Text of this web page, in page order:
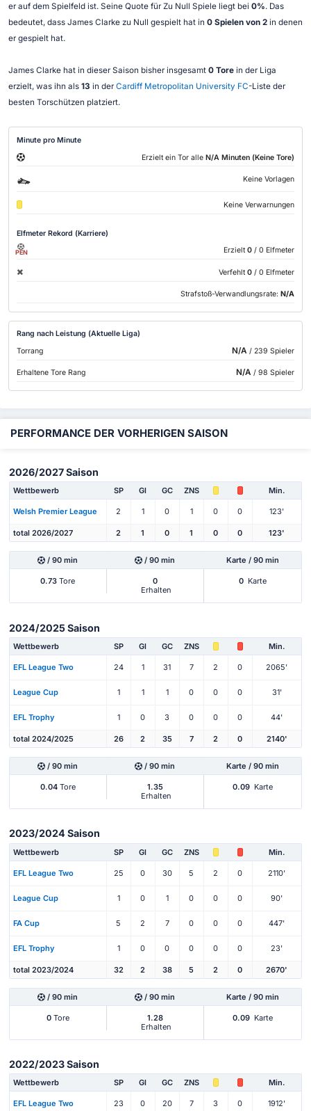
er auf dem Spielfeld ist. Seine Quote für Zu Null Spiele liegt bei 0%. Das
bedeutet, dass James Clarke zu Null gespielt hat in 0 Spielen von 2in denen
er gespielt hat.
James Clarke hat in dieser Saison bisher insgesamt 0 Torein der Liga
erzielt, was ihn als 13 in der Cardiff Metropolitan University FC-Liste der
besten Torschützen platziert.
Minute pro Minute
Erzielt ein Tor alle N/A Minuten (Keine Tore)
Keine Vorlagen
Keine Verwarnungen
Elfmeter Rekord (Karriere)
PEN Erzielt 0 / 0 Elfmeter
Verfehlt 0 / 0 Elfmeter
Strafstoß-Verwandlungsrate: N/A
Rang nach Leistung (Aktuelle Liga)
Torrang
N/A / 239 Spieler
Erhaltene Tore Rang N/A / 98 Spieler
PERFORMANCE DER VORHERIGEN SAISON
2026/2027 Saison
Wettbewerb SP Gl GC ZNS Min.
Welsh Premier League 2 1 0 1 0 0 123'
total 2026/2027 2 1 0 1 0 0 123'
/ 90 min / 90 min Karte / 90 min
0.73 Tore
0
Erhalten
0 Karte
2024/2025 Saison
Wettbewerb SP Gl GC ZNS Min.
EFL League Two 24 1 31 7 2 0 2065'
League Cup 1 1 1 0 0 0 31'
EFL Trophy 1 0 3 0 0 0 44'
total 2024/2025 26 2 35 7 2 0 2140'
/ 90 min / 90 min Karte / 90 min
0.04Tore
1.35
Erhalten
0.09 Karte
2023/2024 Saison
Wettbewerb SP Gl GC ZNS Min.
EFL League Two 25 0 30 5 2 0 2110'
League Cup 1 0 1 0 0 0 90'
FA Cup 5 2 7 0 0 0 447'
EFL Trophy 1 0 0 0 0 0 23'
total 2023/2024 32 2 38 5 2 0 2670'
/ 90 min / 90 min Karte / 90 min
0Tore
1.28
Erhalten
0.09 Karte
2022/2023 Saison
Wettbewerb SP Gl GC ZNS Min.
EFL League Two 23 0 20 7 3 0 1912'